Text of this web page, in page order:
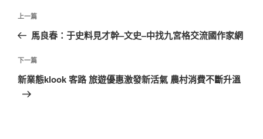
文
導
覽
上
一
文
章
上一篇
馬良春：于史料見才幹–文史–中找九宮格交流國作家網
下
一
下一篇
新業態klook 客路 旅遊優惠激發新活氣 農村消費不斷升溫